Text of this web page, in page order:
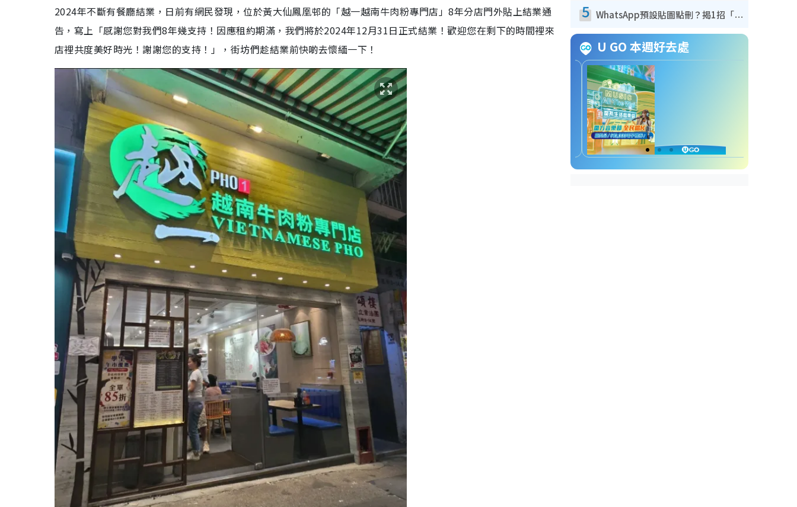
2024年不斷有餐廳結業，日前有網民發現，位於黃大仙鳳凰邨的「越一越南牛肉粉專門店」8年分店門外貼上結業通
告，寫上「感謝您對我們8年幾支持！因應租約期滿，我們將於2024年12月31日正式結業！歡迎您在剩下的時間裡來
店裡共度美好時光！謝謝您的支持！」，街坊們趁結業前快啲去懷緬一下！
5 WhatsApp預設貼圖點刪？揭1招「反向操作」還原簡潔介面 附3步實測教學
U GO 本週好去處